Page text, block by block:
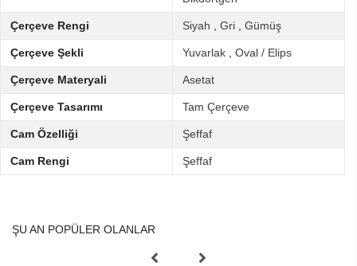
Çerçeve Rengi Siyah Gri Gümüş
Çerçeve Şekli Yuvarlak Oval / Elips
Çerçeve Materyali Asetat
Çerçeve Tasarımı Tam Çerçeve
Cam Özelliği Şeffaf
Cam Rengi Şeffaf
ŞU AN POPÜLER OLANLAR